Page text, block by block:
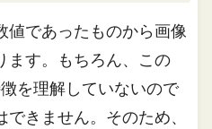
値であったものから画像
ます。もちろん、この
を理解していないので
きません。そのため、